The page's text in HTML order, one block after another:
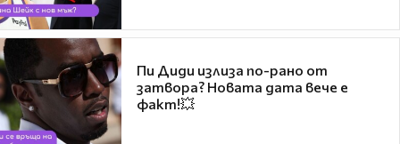
Пи Диди излиза по-рано от
затвора? Новата дата вече е
факт!💥